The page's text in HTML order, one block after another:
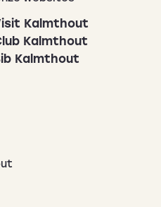
Kalmthout
Kalmthout
Kalmthout